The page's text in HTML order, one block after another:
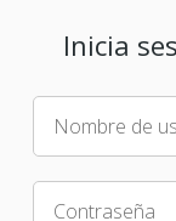
Inicia
Nombre de
Elige
Contraseña